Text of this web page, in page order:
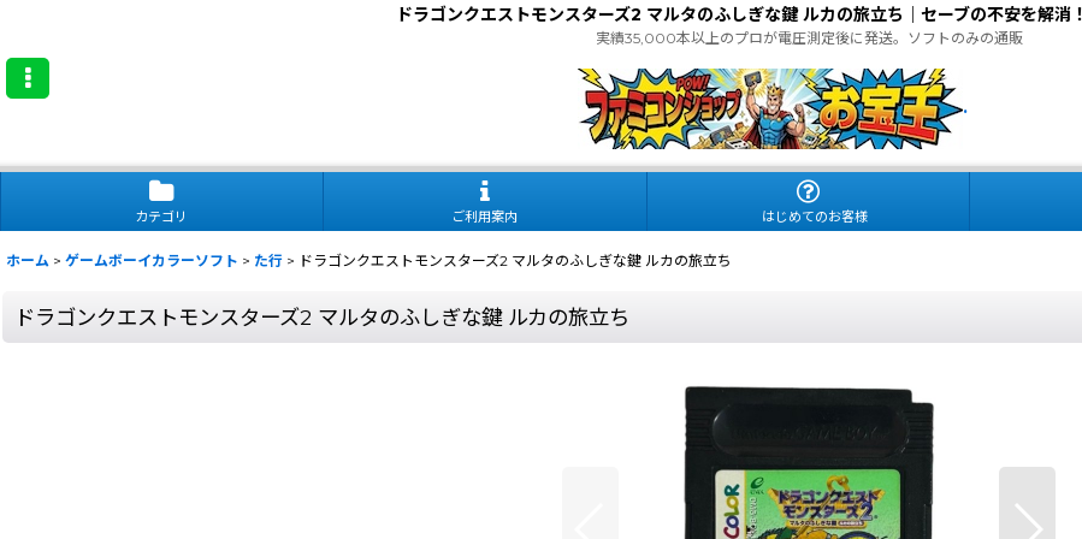
ドラゴンクエストモンスターズ2 マルタのふしぎな鍵 ルカの旅立ち｜セーブの不安を解消
実績35,000本以上のプロが電圧測定後に発送。ソフトのみの通販
.
カテゴリ ご利用案内 はじめてのお客様
ホーム > ゲームボーイカラーソフト > た行 > ドラゴンクエストモンスターズ2 マルタのふしぎな鍵 ルカの旅立ち
ドラゴンクエストモンスターズ2 マルタのふしぎな鍵 ルカの旅立ち